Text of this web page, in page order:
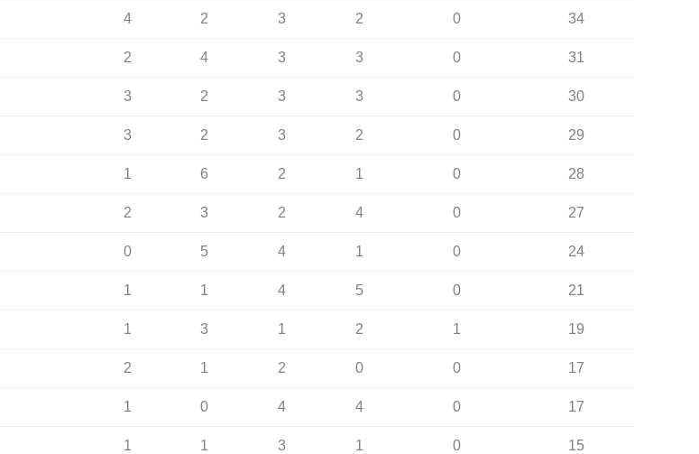
4 2 3 2 0 34
2 4 3 3 0 31
3 2 3 3 0 30
3 2 3 2 0 29
1 6 2 1 0 28
2 3 2 4 0 27
0 5 4 1 0 24
1 1 4 5 0 21
1 3 1 2 1 19
2 1 2 0 0 17
1 0 4 4 0 17
1 1 3 1 0 15